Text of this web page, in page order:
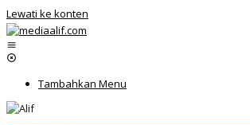
Lewati ke konten
Tambahkan Menu